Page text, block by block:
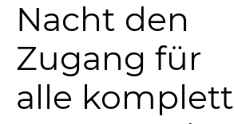
Nacht den
Zugang für
alle komplett